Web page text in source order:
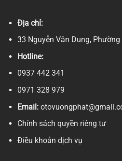
Địa chỉ:
33 Nguyễn Văn Dung, Phường
Hotline:
0937 442 341
0971 328 979
Email:
Chính sách quyền riêng tư
Điều khoản dịch vụ